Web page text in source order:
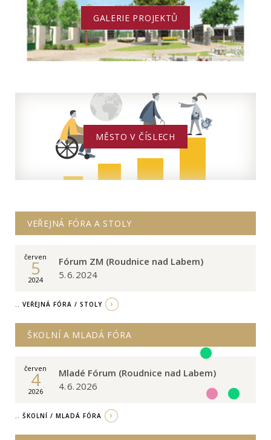
GALERIE PROJEKTŮ
MĚSTO V ČÍSLECH
VEŘEJNÁ FÓRA A STOLY
červen
5
2024
Fórum ZM (Roudnice nad Labem)
5. 6. 2024
.. VEŘEJNÁ FÓRA / STOLY
ŠKOLNÍ A MLADÁ FÓRA
červen
4
2026
Mladé Fórum (Roudnice nad Labem)
4. 6. 2026
.. ŠKOLNÍ / MLADÁ FÓRA